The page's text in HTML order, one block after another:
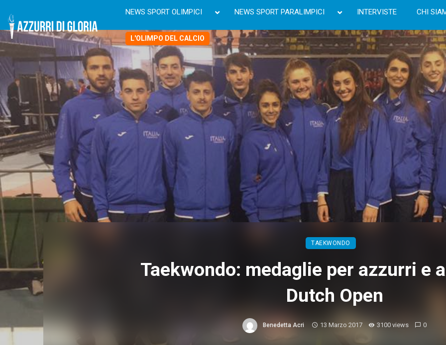
NEWS SPORT OLIMPICI NEWS SPORT PARALIMPICI INTERVISTE CHI
L'OLIMPO DEL CALCIO
TAEKWONDO
Taekwondo: medaglie per azzurri e
Dutch Open
Benedetta Acri 13 Marzo 2017 3100 views 0